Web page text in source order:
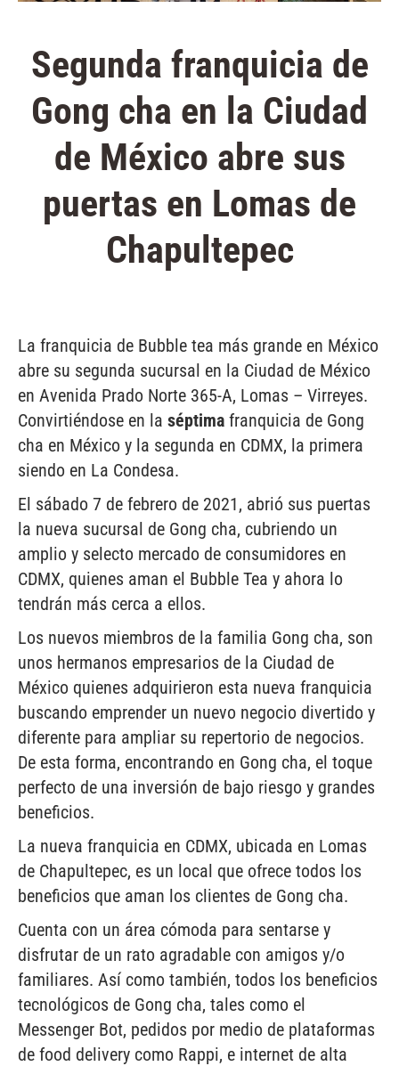
Segunda franquicia de
Gong cha en la Ciudad
de México abre sus
puertas en Lomas de
Chapultepec
La franquicia de Bubble tea más grande en México
abre su segunda sucursal en la Ciudad de México
en Avenida Prado Norte 365-A, Lomas – Virreyes.
Convirtiéndose en la séptima franquicia de Gong
cha en México y la segunda en CDMX, la primera
siendo en La Condesa.
El sábado 7 de febrero de 2021, abrió sus puertas
la nueva sucursal de Gong cha, cubriendo un
amplio y selecto mercado de consumidores en
CDMX, quienes aman el Bubble Tea y ahora lo
tendrán más cerca a ellos.
Los nuevos miembros de la familia Gong cha, son
unos hermanos empresarios de la Ciudad de
México quienes adquirieron esta nueva franquicia
buscando emprender un nuevo negocio divertido y
diferente para ampliar su repertorio de negocios.
De esta forma, encontrando en Gong cha, el toque
perfecto de una inversión de bajo riesgo y grandes
beneficios.
La nueva franquicia en CDMX, ubicada en Lomas
de Chapultepec, es un local que ofrece todos los
beneficios que aman los clientes de Gong cha.
Cuenta con un área cómoda para sentarse y
disfrutar de un rato agradable con amigos y/o
familiares. Así como también, todos los beneficios
tecnológicos de Gong cha, tales como el
Messenger Bot, pedidos por medio de plataformas
de food delivery como Rappi, e internet de alta